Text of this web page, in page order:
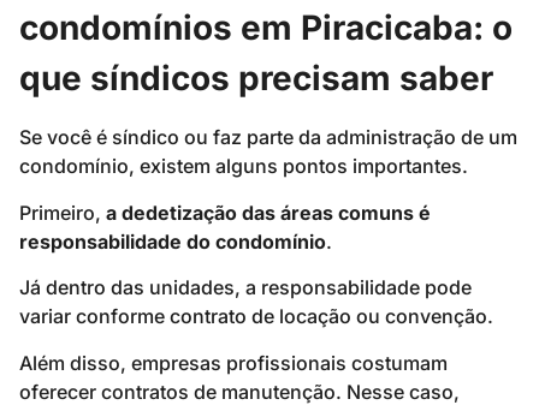
condomínios em Piracicaba: o
que síndicos precisam saber
Se você é síndico ou faz parte da administração de um
condomínio, existem alguns pontos importantes.
Primeiro, a dedetização das áreas comuns é
responsabilidade do condomínio.
Já dentro das unidades, a responsabilidade pode
variar conforme contrato de locação ou convenção.
Além disso, empresas profissionais costumam
oferecer contratos de manutenção. Nesse caso,